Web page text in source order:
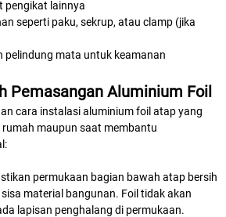
pengikat lainnya
seperti paku, sekrup, atau clamp (jika
pelindung mata untuk keamanan
Pemasangan Aluminium Foil
cara instalasi aluminium foil atap yang
rumah maupun saat membantu
permukaan bagian bawah atap bersih
material bangunan. Foil tidak akan
lapisan penghalang di permukaan.